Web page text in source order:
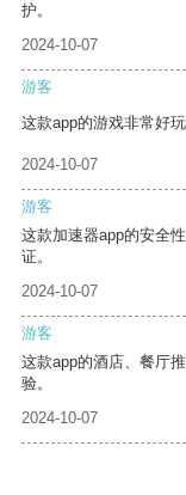
护。
2024-10-07
游客
这款app的游戏非常好
2024-10-07
游客
这款加速器app的安全
证。
2024-10-07
游客
这款app的酒店、餐厅
验。
2024-10-07